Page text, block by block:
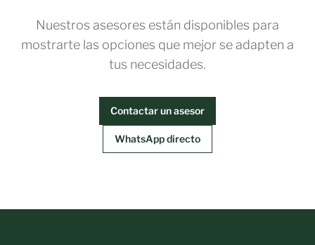
Nuestros asesores están disponibles para
mostrarte las opciones que mejor se adapten a
tus necesidades.
Contactar un asesor
WhatsApp directo